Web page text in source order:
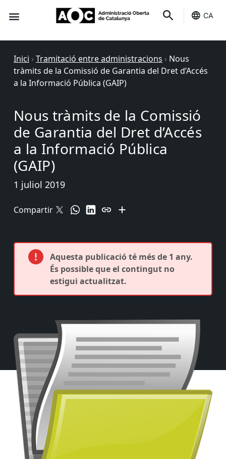
CA
Inici › Tramitació entre administracions › Nous
tràmits de la Comissió de Garantia del Dret d’Accés
a la Informació Pública (GAIP)
Nous tràmits de la Comissió
de Garantia del Dret d’Accés
a la Informació Pública
(GAIP)
1 juliol 2019
Compartir
Aquesta publicació té més de 1 any.
És possible que el contingut no
estigui actualitzat.